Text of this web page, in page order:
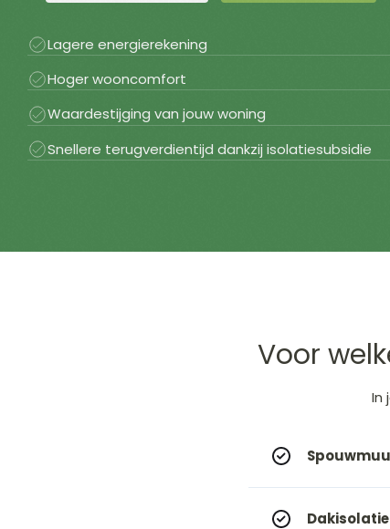
Lagere energierekening
Hoger wooncomfort
Waardestijging van jouw woning
Snellere terugverdientijd dankzij isolatiesubsidie
Voor
In
Dakisolatie